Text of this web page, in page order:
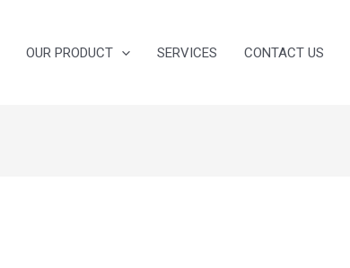
OUR PRODUCT SERVICES CONTACT US